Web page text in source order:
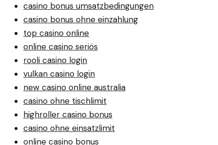
casino bonus umsatzbedingungen
casino bonus ohne einzahlung
top casino online
online casino seriös
rooli casino login
vulkan casino login
new casino online australia
casino ohne tischlimit
highroller casino bonus
casino ohne einsatzlimit
online casino bonus